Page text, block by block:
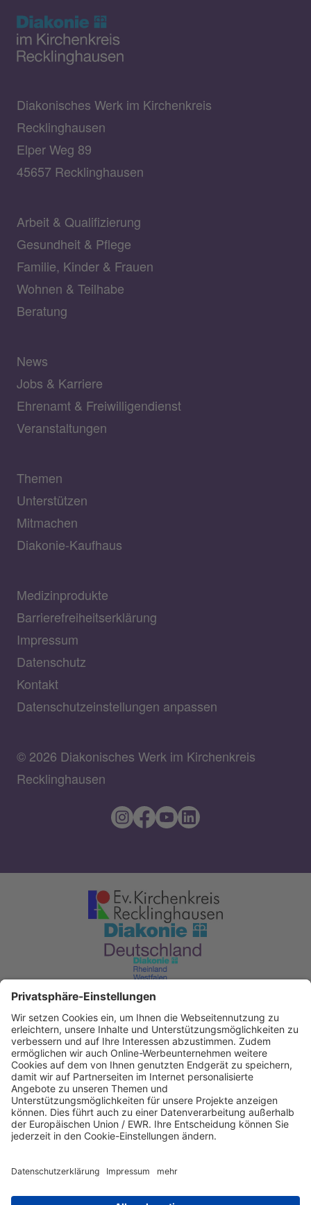
Diakonisches Werk im Kirchenkreis
Recklinghausen
Elper Weg 89
45657 Recklinghausen
Arbeit & Qualifizierung
Gesundheit & Pflege
Familie, Kinder & Frauen
Wohnen & Teilhabe
Beratung
News
Jobs & Karriere
Ehrenamt & Freiwilligendienst
Veranstaltungen
Themen
Unterstützen
Mitmachen
Diakonie-Kaufhaus
Medizinprodukte
Barrierefreiheitserklärung
Impressum
Datenschutz
Kontakt
Datenschutzeinstellungen anpassen
© 2026 Diakonisches Werk im Kirchenkreis
Recklinghausen
Diakonisches Werk im Kirchenkreis
Recklinghausen
KD Bank Dortmund
IBAN: DE53 3506 0190 2104 6340 47
IBAN kopieren